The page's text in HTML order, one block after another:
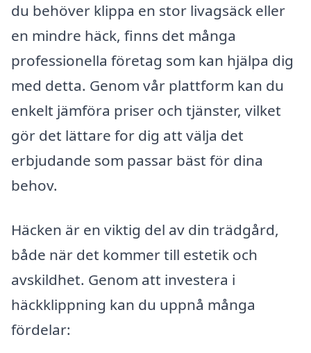
du behöver klippa en stor livagsäck eller
en mindre häck, finns det många
professionella företag som kan hjälpa dig
med detta. Genom vår plattform kan du
enkelt jämföra priser och tjänster, vilket
gör det lättare for dig att välja det
erbjudande som passar bäst för dina
behov.
Häcken är en viktig del av din trädgård,
både när det kommer till estetik och
avskildhet. Genom att investera i
häckklippning kan du uppnå många
fördelar: